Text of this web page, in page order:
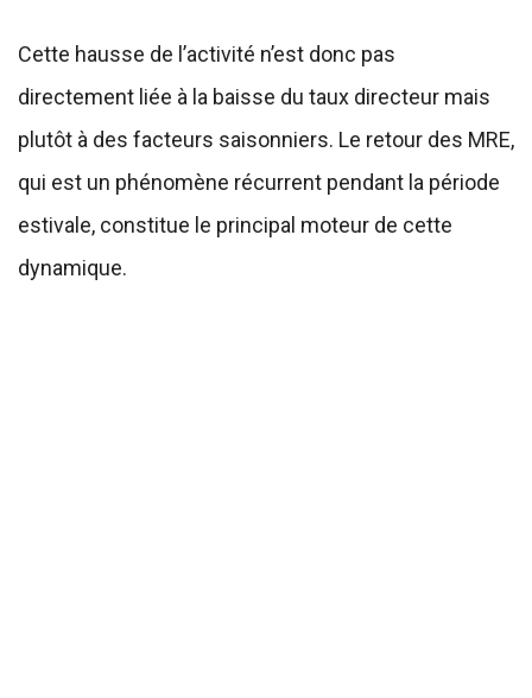
Cette hausse de l’activité n’est donc pas
directement liée à la baisse du taux directeur mais
plutôt à des facteurs saisonniers. Le retour des MRE,
qui est un phénomène récurrent pendant la période
estivale, constitue le principal moteur de cette
dynamique.